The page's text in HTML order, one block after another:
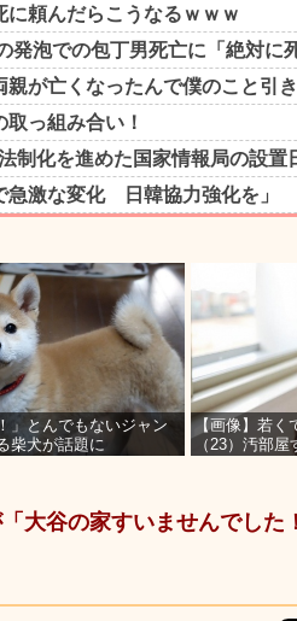
」とんでもないジャン
柴犬が話題に
【画像】若く
（23）汚部
「大谷の家すいませんでし